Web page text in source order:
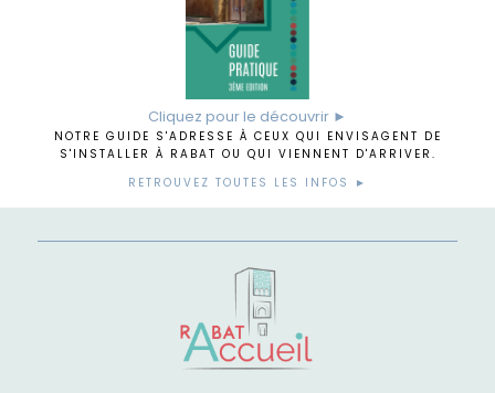
Cliquez pour le découvrir ►
NOTRE GUIDE S'ADRESSE À CEUX QUI ENVISAGENT DE
S'INSTALLER À RABAT OU QUI VIENNENT D'ARRIVER.
RETROUVEZ TOUTES LES INFOS ►